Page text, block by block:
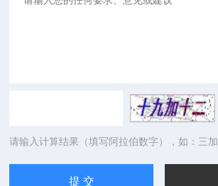
请输入计算结果（填写阿拉伯数字），如：三